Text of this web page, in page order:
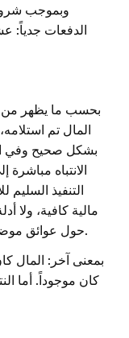
وبموجب
الدفعات جدياً:
بحسب ما يظهر من
المال تم
بشكل صحيح وفي
الانتباه
التنفيذ السليم
مالية كافية، ولا
حول عوائق موضوعية كانت تمنع التنفيذ في الوقت المحدد.
بمعنى آخر: المال
كان موجوداً. أما